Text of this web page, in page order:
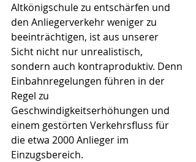
Altkönigschule zu entschärfen und
den Anliegerverkehr weniger zu
beeinträchtigen, ist aus unserer
Sicht nicht nur unrealistisch,
sondern auch kontraproduktiv. Denn
Einbahnregelungen führen in der
Regel zu
Geschwindigkeitserhöhungen und
einem gestörten Verkehrsfluss für
die etwa 2000 Anlieger im
Einzugsbereich.